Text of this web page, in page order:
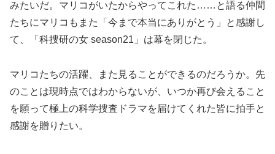
みたいだ。マリコがいたからやってこれた……と語る仲間
たちにマリコもまた「今まで本当にありがとう」と感謝し
て、「科捜研の女 season21」は幕を閉じた。
マリコたちの活躍、また見ることができるのだろうか。先
のことは現時点ではわからないが、いつか再び会えること
を願って極上の科学捜査ドラマを届けてくれた皆に拍手と
感謝を贈りたい。